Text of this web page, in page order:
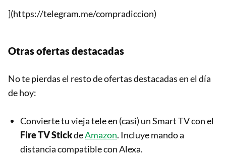
](https://telegram.me/compradiccion)
Otras ofertas destacadas
No te pierdas el resto de ofertas destacadas en el día
de hoy:
Convierte tu vieja tele en (casi) un Smart TV con el
Fire TV StickdeAmazon. Incluye mando a
distancia compatible con Alexa.